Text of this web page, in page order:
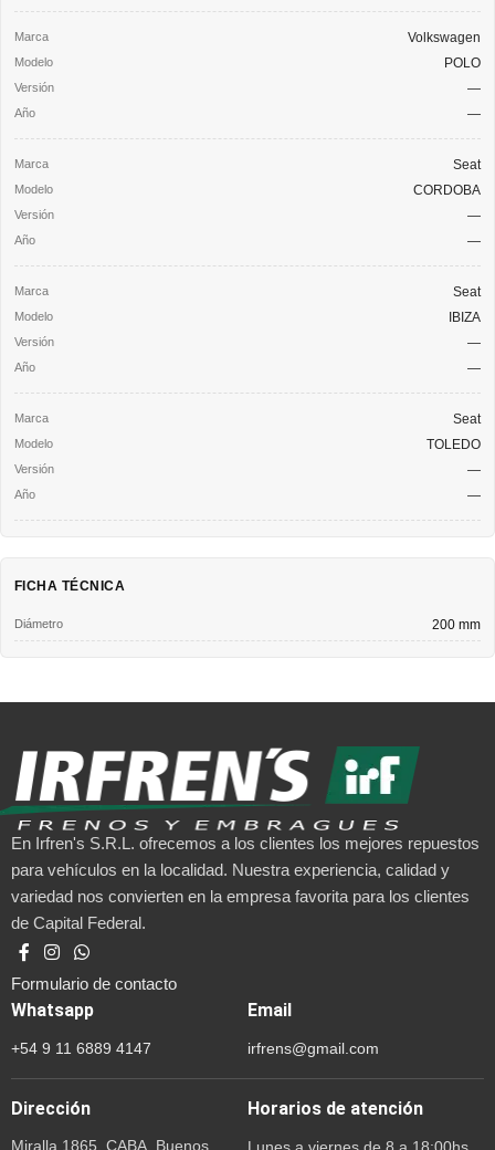
Volkswagen
POLO
—
—
Seat
CORDOBA
—
—
Seat
IBIZA
—
—
Seat
TOLEDO
—
—
FICHA TÉCNICA
Diámetro 200 mm
En Irfren's S.R.L. ofrecemos a los clientes los mejores repuestos
para vehículos en la localidad. Nuestra experiencia, calidad y
variedad nos convierten en la empresa favorita para los clientes
de Capital Federal.
Formulario de contacto
Whatsapp
+54 9 11 6889 4147
Email
irfrens@gmail.com
Dirección
Miralla 1865, CABA, Buenos
Horarios de atención